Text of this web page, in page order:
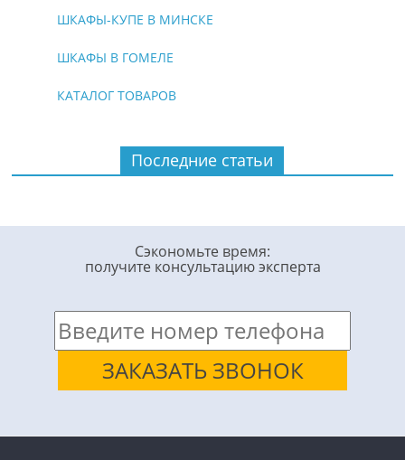
ШКАФЫ-КУПЕ В МИНСКЕ
ШКАФЫ В ГОМЕЛЕ
КАТАЛОГ ТОВАРОВ
Последние статьи
Сэкономьте время:
получите консультацию эксперта